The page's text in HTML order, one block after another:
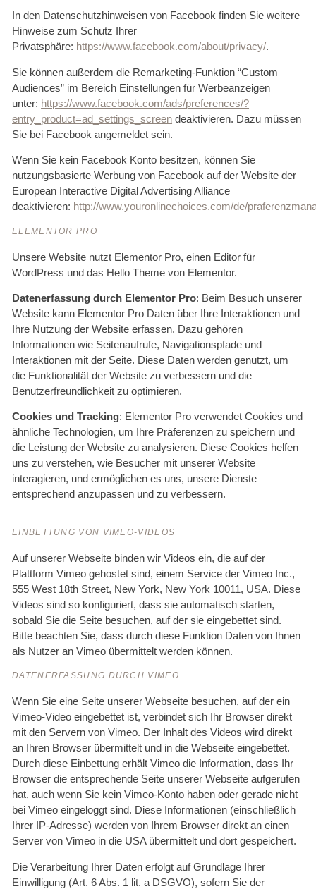
In den Datenschutzhinweisen von Facebook finden Sie weitere
Hinweise zum Schutz Ihrer
Privatsphäre: https://www.facebook.com/about/privacy/.
Sie können außerdem die Remarketing-Funktion “Custom
Audiences” im Bereich Einstellungen für Werbeanzeigen
unter: https://www.facebook.com/ads/preferences/?
entry_product=ad_settings_screen deaktivieren. Dazu müssen
Sie bei Facebook angemeldet sein.
Wenn Sie kein Facebook Konto besitzen, können Sie
nutzungsbasierte Werbung von Facebook auf der Website der
European Interactive Digital Advertising Alliance
deaktivieren: http://www.youronlinechoices.com/de/
ELEMENTOR PRO
Unsere Website nutzt Elementor Pro, einen Editor für
WordPress und das Hello Theme von Elementor.
Datenerfassung durch Elementor Pro: Beim Besuch unserer
Website kann Elementor Pro Daten über Ihre Interaktionen und
Ihre Nutzung der Website erfassen. Dazu gehören
Informationen wie Seitenaufrufe, Navigationspfade und
Interaktionen mit der Seite. Diese Daten werden genutzt, um
die Funktionalität der Website zu verbessern und die
Benutzerfreundlichkeit zu optimieren.
Cookies und Tracking: Elementor Pro verwendet Cookies und
ähnliche Technologien, um Ihre Präferenzen zu speichern und
die Leistung der Website zu analysieren. Diese Cookies helfen
uns zu verstehen, wie Besucher mit unserer Website
interagieren, und ermöglichen es uns, unsere Dienste
entsprechend anzupassen und zu verbessern.
EINBETTUNG VON VIMEO-VIDEOS
Auf unserer Webseite binden wir Videos ein, die auf der
Plattform Vimeo gehostet sind, einem Service der Vimeo Inc.,
555 West 18th Street, New York, New York 10011, USA. Diese
Videos sind so konfiguriert, dass sie automatisch starten,
sobald Sie die Seite besuchen, auf der sie eingebettet sind.
Bitte beachten Sie, dass durch diese Funktion Daten von Ihnen
als Nutzer an Vimeo übermittelt werden können.
DATENERFASSUNG DURCH VIMEO
Wenn Sie eine Seite unserer Webseite besuchen, auf der ein
Vimeo-Video eingebettet ist, verbindet sich Ihr Browser direkt
mit den Servern von Vimeo. Der Inhalt des Videos wird direkt
an Ihren Browser übermittelt und in die Webseite eingebettet.
Durch diese Einbettung erhält Vimeo die Information, dass Ihr
Browser die entsprechende Seite unserer Webseite aufgerufen
hat, auch wenn Sie kein Vimeo-Konto haben oder gerade nicht
bei Vimeo eingeloggt sind. Diese Informationen (einschließlich
Ihrer IP-Adresse) werden von Ihrem Browser direkt an einen
Server von Vimeo in die USA übermittelt und dort gespeichert.
Die Verarbeitung Ihrer Daten erfolgt auf Grundlage Ihrer
Einwilligung (Art. 6 Abs. 1 lit. a DSGVO), sofern Sie der